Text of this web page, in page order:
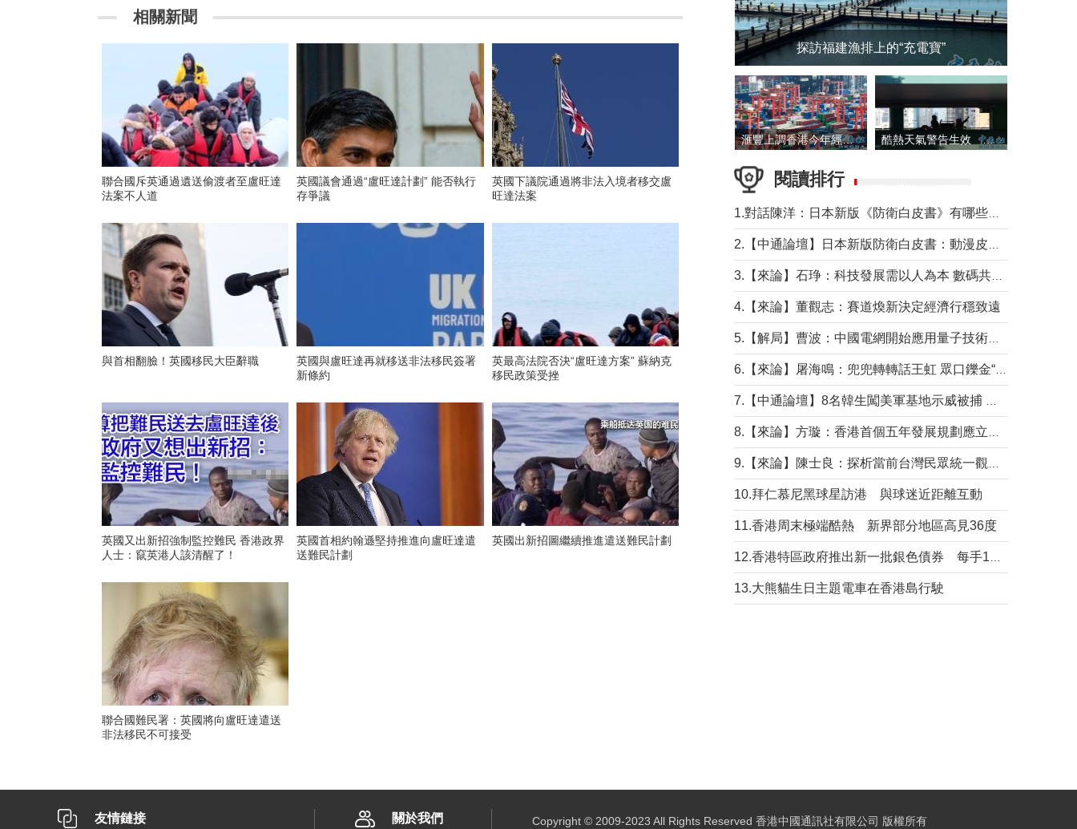
相關新聞
聯合國斥英通過遺送偷渡者至盧旺達
法案不人道
英國議會通過“盧旺達計劃” 能否執行
存爭議
英國下議院通過將非法入境者移交盧
旺達法案
與首相翻臉！英國移民大臣辭職
英國與盧旺達再就移送非法移民簽署
新條約
英最高法院否決“盧旺達方案” 蘇納克
移民政策受挫
英國又出新招強制監控難民 香港政界
人士：竄英港人該清醒了！
英國首相約翰遜堅持推進向盧旺達遣
送難民計劃
英國出新招圖繼續推進遣送難民計劃
聯合國難民署：英國將向盧旺達遣送
非法移民不可接受
探訪福建漁排上的“充電寶”
滙豐上調香港今年經濟增長預測至4.5% 酷熱天氣警告生效 本港高溫持續至下周
閱讀排行
4.【來論】董觀志：賽道煥新決定經濟行穩致遠
10.拜仁慕尼黑球星訪港 與球迷近距離互動
11.香港周末極端酷熱 新界部分地區高見36度
13.大熊貓生日主題電車在香港島行駛
友情鏈接 關於我們 Copyright © 2009-2023 All Rights Reserved 香港中國通訊社有限公司 版權所有